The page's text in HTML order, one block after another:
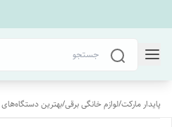
پایدار مارکت/لوازم خانگی برقی/بهترین